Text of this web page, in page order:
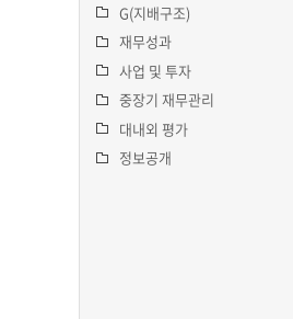
G(지배구조)
재무성과
사업 및 투자
중장기 재무관리
대내외 평가
정보공개